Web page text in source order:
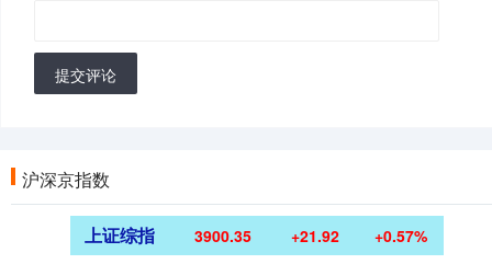
提交评论
沪深京指数
上证综指 3900.35 +21.92 +0.57%